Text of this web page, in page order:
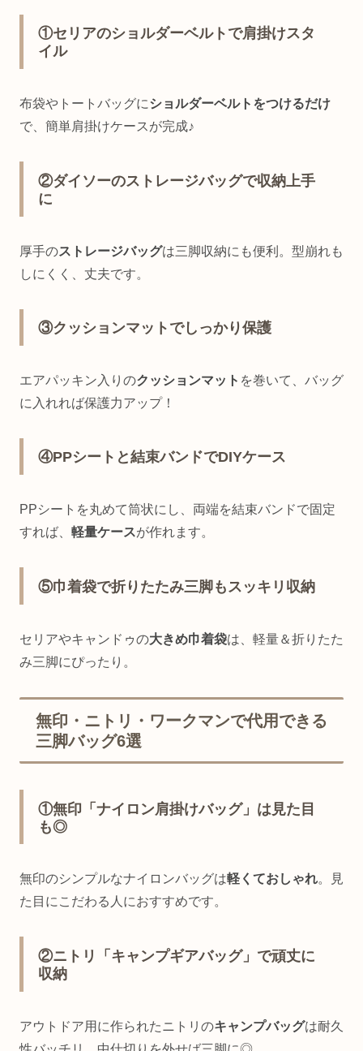
①セリアのショルダーベルトで肩掛けスタ
イル
布袋やトートバッグにショルダーベルトをつけるだけ
で、簡単肩掛けケースが完成♪
②ダイソーのストレージバッグで収納上手
に
厚手のストレージバッグは三脚収納にも便利。型崩れも
しにくく、丈夫です。
③クッションマットでしっかり保護
エアパッキン入りのクッションマット を巻いて、バッグ
に入れれば保護力アップ！
④PPシートと結束バンドでDIYケース
PPシートを丸めて筒状にし、両端を結束バンドで固定
すれば、 軽量ケースが作れます。
⑤巾着袋で折りたたみ三脚もスッキリ収納
セリアやキャンドゥの大きめ巾着袋は、軽量＆折りたた
み三脚にぴったり。
無印・ニトリ・ワークマンで代用できる
三脚バッグ6選
①無印「ナイロン肩掛けバッグ」は見た目
も◎
無印のシンプルなナイロンバッグは軽くておしゃれ。見
た目にこだわる人におすすめです。
②ニトリ「キャンプギアバッグ」で頑丈に
収納
アウトドア用に作られたニトリのキャンプバッグは耐久